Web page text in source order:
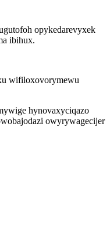
opykedarevyxek
ibihux.
wifiloxovorymewu
hynovaxyciqazo
owyrywagecijer